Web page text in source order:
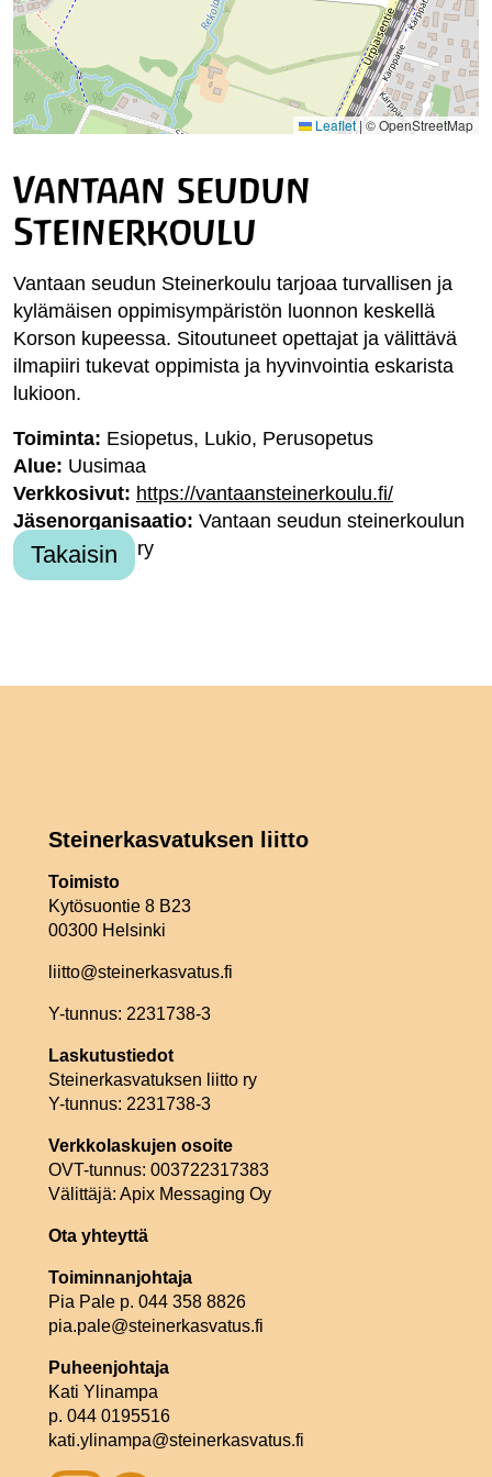
Leaflet|© OpenStreetMap
Vantaan seudun
Steinerkoulu
Vantaan seudun Steinerkoulu tarjoaa turvallisen ja
kylämäisen oppimisympäristön luonnon keskellä
Korson kupeessa. Sitoutuneet opettajat ja välittävä
ilmapiiri tukevat oppimista ja hyvinvointia eskarista
lukioon.
Toiminta: Esiopetus, Lukio, Perusopetus
Alue: Uusimaa
Verkkosivut: https://vantaansteinerkoulu.fi/
Jäsenorganisaatio: Vantaan seudun steinerkoulun
kouluyhdistys ry
Takaisin
Steinerkasvatuksen liitto
Toimisto
Kytösuontie 8 B23
00300 Helsinki
liitto@steinerkasvatus.fi
Y-tunnus: 2231738-3
Laskutustiedot
Steinerkasvatuksen liitto ry
Y-tunnus: 2231738-3
Verkkolaskujen osoite
OVT-tunnus: 003722317383
Välittäjä: Apix Messaging Oy
Ota yhteyttä
Toiminnanjohtaja
Pia Pale p. 044 358 8826
pia.pale@steinerkasvatus.fi
Puheenjohtaja
Kati Ylinampa
p. 044 0195516
kati.ylinampa@steinerkasvatus.fi